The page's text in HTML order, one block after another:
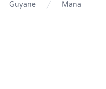
Guyane Mana